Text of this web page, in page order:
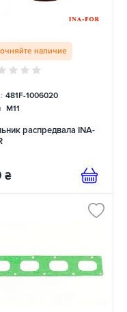
наличие
481F-1006020
M11
распредвала INA-
₴